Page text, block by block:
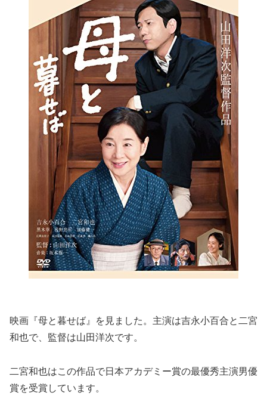
映画『母と暮せば』を見ました。主演は吉永小百合と二宮
和也で、監督は山田洋次です。
二宮和也はこの作品で日本アカデミー賞の最優秀主演男優
賞を受賞しています。